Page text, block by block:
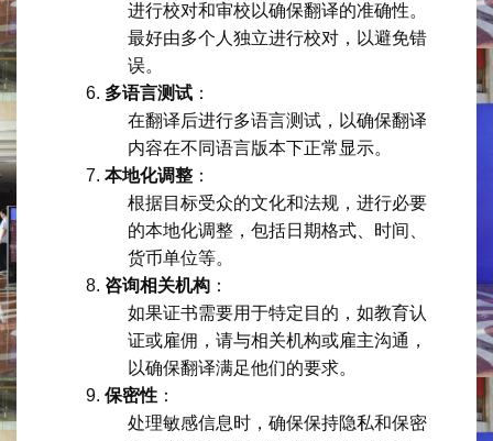
进行校对和审校以确保翻译的准确性。
最好由多个人独立进行校对，以避免错
误。
多语言测试 ：
在翻译后进行多语言测试，以确保翻译
内容在不同语言版本下正常显示。
本地化调整 ：
根据目标受众的文化和法规，进行必要
的本地化调整，包括日期格式、时间、
货币单位等。
咨询相关机构 ：
如果证书需要用于特定目的，如教育认
证或雇佣，请与相关机构或雇主沟通，
以确保翻译满足他们的要求。
保密性 ：
处理敏感信息时，确保保持隐私和保密